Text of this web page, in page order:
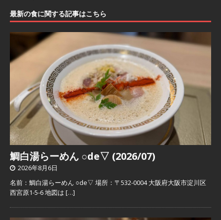
最新の食に関する記事はこちら
鯛白湯らーめん ○de▽ (2026/07)
2026年8月6日
名前：鯛白湯らーめん ○de▽ 場所：〒532-0004 大阪府大阪市淀川区
西宮原1-5-6 地図は […]